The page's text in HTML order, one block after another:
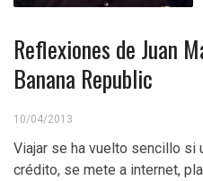
Reflexiones de Juan
Banana Republic
10/04/2013
Viajar se ha vuelto sencillo si
crédito, se mete a internet,